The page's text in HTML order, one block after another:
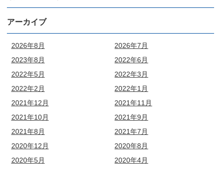
アーカイブ
2026年8月
2026年7月
2023年8月
2022年6月
2022年5月
2022年3月
2022年2月
2022年1月
2021年12月
2021年11月
2021年10月
2021年9月
2021年8月
2021年7月
2020年12月
2020年8月
2020年5月
2020年4月